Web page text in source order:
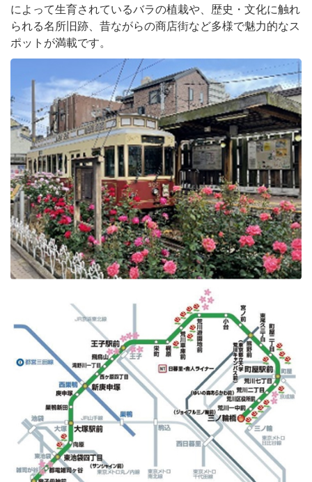
によって生育されているバラの植栽や、歴史・文化に触れ
られる名所旧跡、昔ながらの商店街など多様で魅力的なス
ポットが満載です。